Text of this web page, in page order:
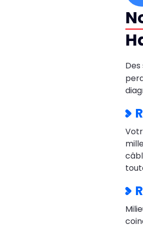
Des